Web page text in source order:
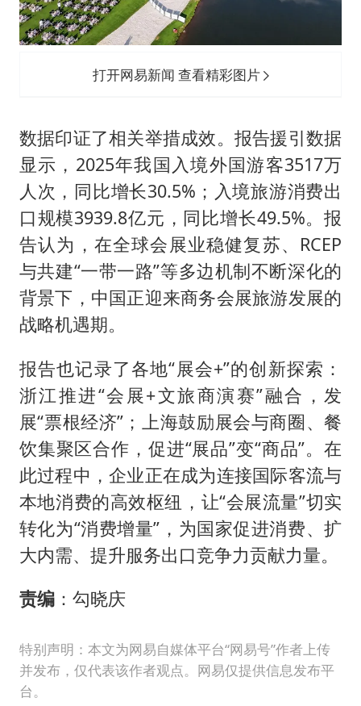
打开网易新闻 查看精彩图片
数据印证了相关举措成效。报告援引数据
显示，2025年我国入境外国游客3517万
人次，同比增长30.5%；入境旅游消费出
口规模3939.8亿元，同比增长49.5%。报
告认为，在全球会展业稳健复苏、RCEP
与共建“一带一路”等多边机制不断深化的
背景下，中国正迎来商务会展旅游发展的
战略机遇期。
报告也记录了各地“展会+”的创新探索：
浙江推进“会展+文旅商演赛”融合，发
展“票根经济”；上海鼓励展会与商圈、餐
饮集聚区合作，促进“展品”变“商品”。在
此过程中，企业正在成为连接国际客流与
本地消费的高效枢纽，让“会展流量”切实
转化为“消费增量”，为国家促进消费、扩
大内需、提升服务出口竞争力贡献力量。
责编：勾晓庆
特别声明：本文为网易自媒体平台“网易号”作者上传
并发布，仅代表该作者观点。网易仅提供信息发布平
台。